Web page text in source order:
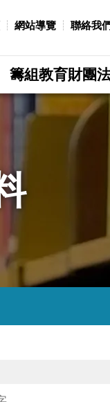
網站導覽 聯絡我們
籌組教育財團